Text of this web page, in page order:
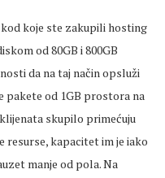
koje ste zakupili hosting
od 80GB i 800GB
da na taj način opsluži
pakete od 1GB prostora na
klijenata skupilo primećuju
kapacitet im je iako
manje od pola. Na